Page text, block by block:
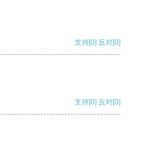
支持[0] 反对[0]
支持[0] 反对[0]